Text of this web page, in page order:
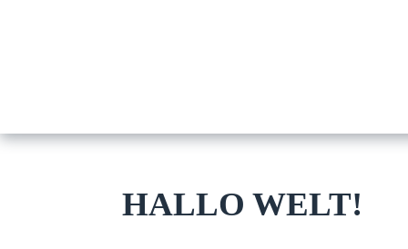
HALLO WELT!